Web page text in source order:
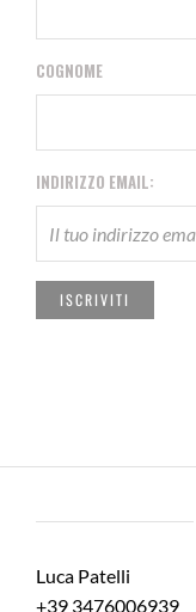
COGNOME
INDIRIZZO EMAIL:
Luca Patelli
+39 3476006939